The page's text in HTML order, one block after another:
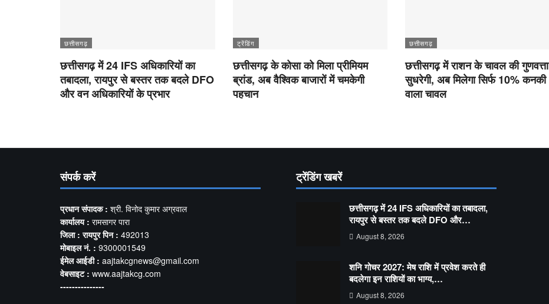
छत्तीसगढ़
छत्तीसगढ़ में 24 IFS अधिकारियों का
तबादला, रायपुर से बस्तर तक बदले DFO
और वन अधिकारियों के प्रभार
ट्रेंडिंग
छत्तीसगढ़ के कोसा को मिला प्रीमियम
ब्रांड, अब वैश्विक बाजारों में चमकेगी
पहचान
छत्तीसगढ़
छत्तीसगढ़ में राशन के चावल की गुणवत्ता
सुधरेगी, अब मिलेगा सिर्फ 10% कनकी
वाला चावल
संपर्क करें
प्रधान संपादक : श्री. विनोद कुमार अग्रवाल
कार्यालय : रामसागर पारा
जिला : रायपुर पिन : 492013
मोबाइल नं. : 9300001549
ईमेल आईडी : aajtakcgnews@gmail.com
वेबसाइट : www.aajtakcg.com
---------------
ट्रेंडिंग खबरें
छत्तीसगढ़ में 24 IFS अधिकारियों का तबादला,
रायपुर से बस्तर तक बदले DFO और…
August 8, 2026
शनि गोचर 2027: मेष राशि में प्रवेश करते ही
बदलेगा इन राशियों का भाग्य,…
August 8, 2026